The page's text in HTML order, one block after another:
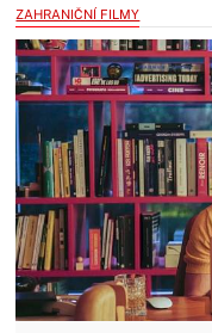
ZAHRANIČNÍ FILMY